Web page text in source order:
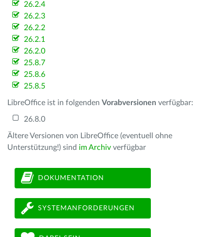
26.2.4
26.2.3
26.2.2
26.2.1
26.2.0
25.8.7
25.8.6
25.8.5
LibreOffice ist in folgenden Vorabversionen verfügbar:
26.8.0
Ältere Versionen von LibreOffice (eventuell ohne
Unterstützung!) sind im Archiv verfügbar
DOKUMENTATION
SYSTEMANFORDERUNGEN